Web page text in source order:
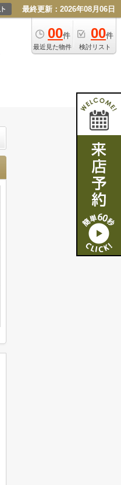
最終更新：2026年08月06日
00件
最近見た物件
00件
検討リスト